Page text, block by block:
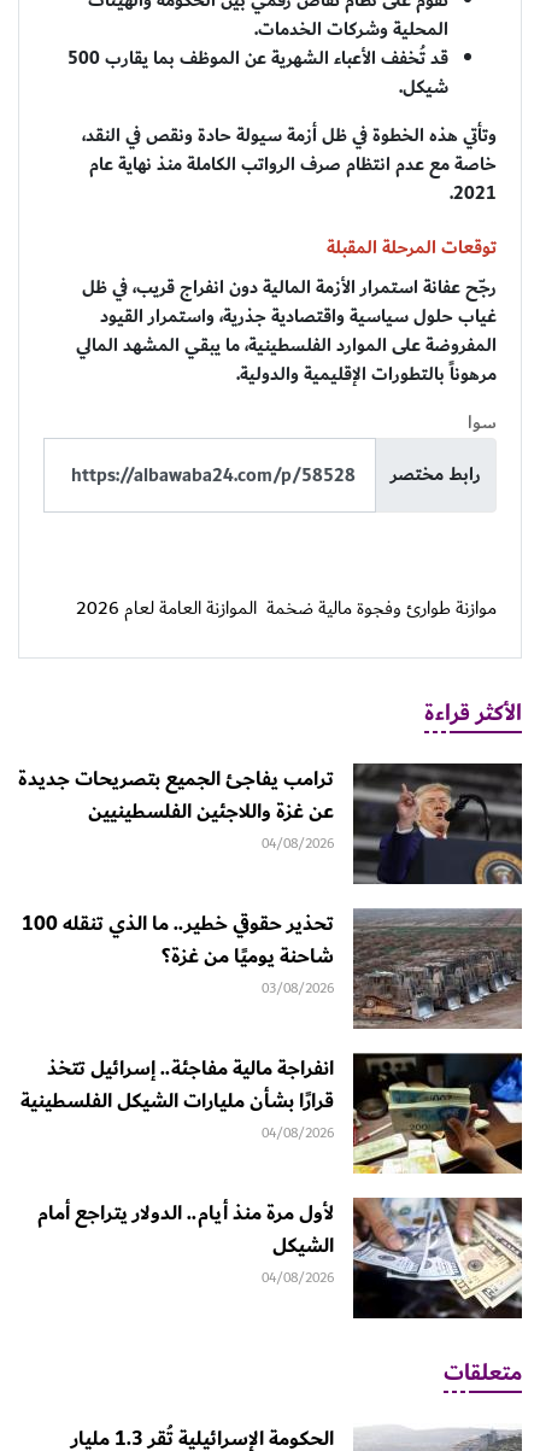
المحلية وشركات الخدمات.
قد تُخفف الأعباء الشهرية عن الموظف بما يقارب 500
شيكل.
وتأتي هذه الخطوة في ظل أزمة سيولة حادة ونقص في النقد،
خاصة مع عدم انتظام صرف الرواتب الكاملة منذ نهاية عام
2021.
توقعات المرحلة المقبلة
رجّح عفانة استمرار الأزمة المالية دون انفراج قريب، في ظل
غياب حلول سياسية واقتصادية جذرية، واستمرار القيود
المفروضة على الموارد الفلسطينية، ما يبقي المشهد المالي
مرهوناً بالتطورات الإقليمية والدولية.
سوا
رابط مختصر
موازنة طوارئ وفجوة مالية ضخمة الموازنة العامة لعام 2026
الأكثر قراءة
ترامب يفاجئ الجميع بتصريحات جديدة
عن غزة واللاجئين الفلسطينيين
04/08/2026
تحذير حقوقي خطير.. ما الذي تنقله 100
شاحنة يوميًا من غزة؟
03/08/2026
انفراجة مالية مفاجئة.. إسرائيل تتخذ
قرارًا بشأن مليارات الشيكل الفلسطينية
04/08/2026
لأول مرة منذ أيام.. الدولار يتراجع أمام
الشيكل
04/08/2026
متعلقات
الحكومة الإسرائيلية تُقر 1.3 مليار